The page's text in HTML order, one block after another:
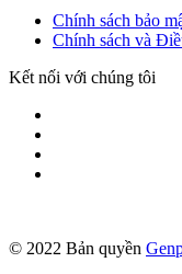
Chính sách bảo
Chính sách và
Kết nối với chúng tôi
© 2022 Bản quyền